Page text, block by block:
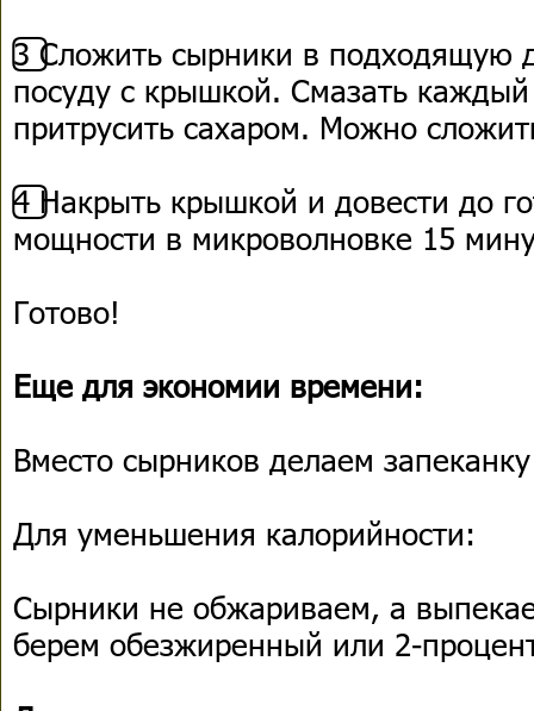
3️⃣ Сложить сырники в подходящую
посуду с крышкой. Смазать
притрусить сахаром. Можно
4️⃣ Накрыть крышкой и довести до
мощности в микроволновке 15
Готово!
Еще для экономии времени:
Вместо сырников делаем
Для уменьшения калорийности:
Сырники не обжариваем, а
берем обезжиренный или 2-